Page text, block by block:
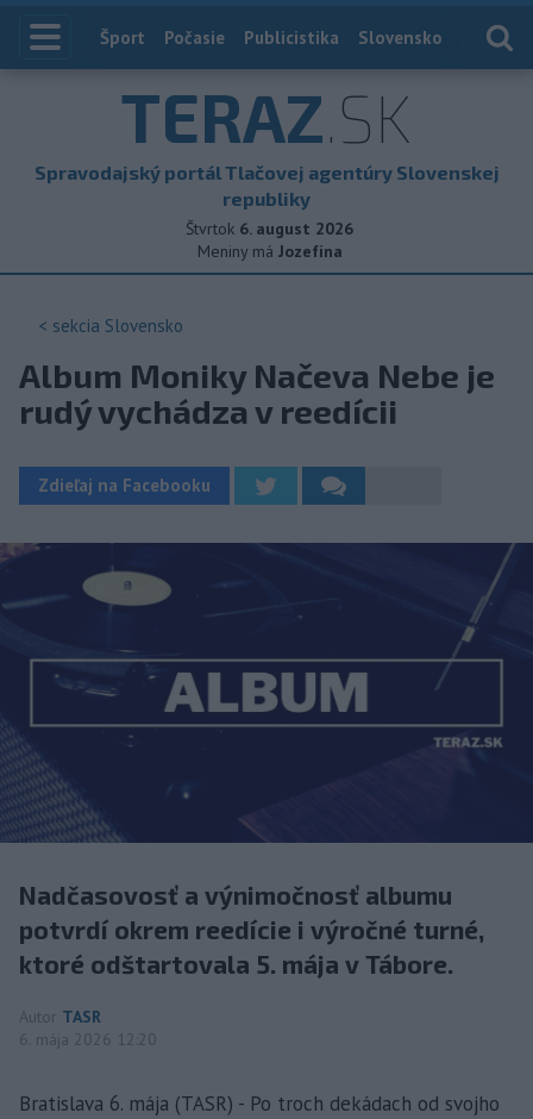
Index
Šport Počasie Publicistika Slovensko
TERAZ.SK
Spravodajský portál Tlačovej agentúry Slovenskej
republiky
Štvrtok 6. august 2026
Meniny má Jozefína
< sekcia Slovensko
Album Moniky Načeva Nebe je
rudý vychádza v reedícii
Zdieľaj na Facebooku
Nadčasovosť a výnimočnosť albumu
potvrdí okrem reedície i výročné turné,
ktoré odštartovala 5. mája v Tábore.
Autor TASR
6. mája 2026 12:20
Bratislava 6. mája (TASR) - Po troch dekádach od svojho